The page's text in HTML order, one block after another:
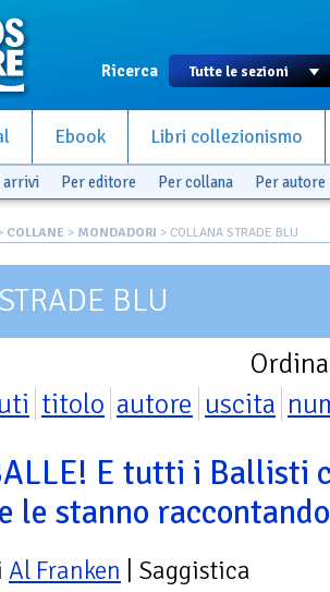
Ricerca
Ebook Libri collezionismo
arrivi Per editore Per collana Per autore
COLLANE > MONDADORI > COLLANA STRADE BLU
BLU
titolo autore uscita
E tutti i Ballisti
le stanno raccontando
Al Franken | Saggistica